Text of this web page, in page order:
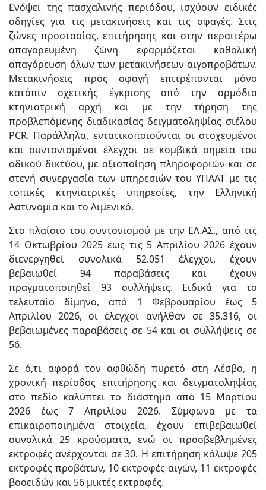
Ενόψει της πασχαλινής περιόδου, ισχύουν ειδικές
οδηγίες για τις μετακινήσεις και τις σφαγές. Στις
ζώνες προστασίας, επιτήρησης και στην περαιτέρω
απαγορευμένη ζώνη εφαρμόζεται καθολική
απαγόρευση όλων των μετακινήσεων αιγοπροβάτων.
Μετακινήσεις προς σφαγή επιτρέπονται μόνο
κατόπιν σχετικής έγκρισης από την αρμόδια
κτηνιατρική αρχή και με την τήρηση της
προβλεπόμενης διαδικασίας δειγματοληψίας σιέλου
PCR. Παράλληλα, εντατικοποιούνται οι στοχευμένοι
και συντονισμένοι έλεγχοι σε κομβικά σημεία του
οδικού δικτύου, με αξιοποίηση πληροφοριών και σε
στενή συνεργασία των υπηρεσιών του ΥΠΑΑΤ με τις
τοπικές κτηνιατρικές υπηρεσίες, την Ελληνική
Αστυνομία και το Λιμενικό.
Στο πλαίσιο του συντονισμού με την ΕΛ.ΑΣ., από τις
14 Οκτωβρίου 2025 έως τις 5 Απριλίου 2026 έχουν
διενεργηθεί συνολικά 52.051 έλεγχοι, έχουν
βεβαιωθεί 94 παραβάσεις και έχουν
πραγματοποιηθεί 93 συλλήψεις. Ειδικά για το
τελευταίο δίμηνο, από 1 Φεβρουαρίου έως 5
Απριλίου 2026, οι έλεγχοι ανήλθαν σε 35.316, οι
βεβαιωμένες παραβάσεις σε 54 και οι συλλήψεις σε
56.
Σε ό,τι αφορά τον αφθώδη πυρετό στη Λέσβο, η
χρονική περίοδος επιτήρησης και δειγματοληψίας
στο πεδίο καλύπτει το διάστημα από 15 Μαρτίου
2026 έως 7 Απριλίου 2026. Σύμφωνα με τα
επικαιροποιημένα στοιχεία, έχουν επιβεβαιωθεί
συνολικά 25 κρούσματα, ενώ οι προσβεβλημένες
εκτροφές ανέρχονται σε 30. Η επιτήρηση κάλυψε 205
εκτροφές προβάτων, 10 εκτροφές αιγών, 11 εκτροφές
βοοειδών και 56 μικτές εκτροφές.